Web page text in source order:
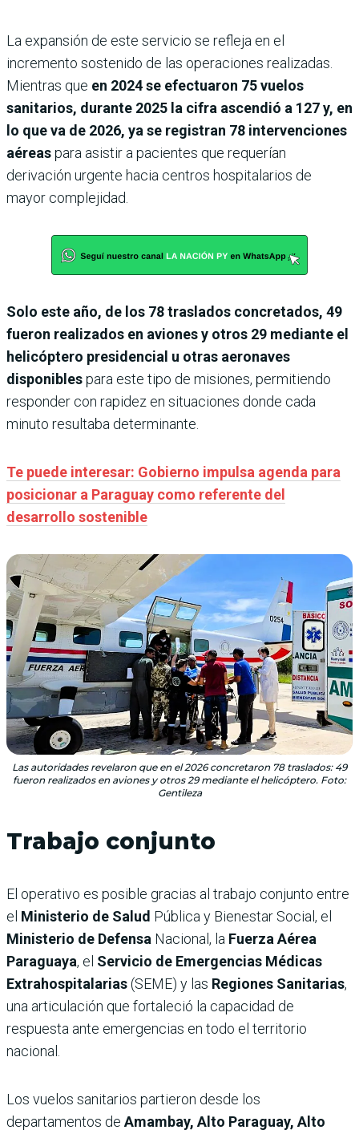
La expansión de este servicio se refleja en el
incremento sostenido de las operaciones realizadas.
Mientras que en 2024 se efectuaron 75 vuelos
sanitarios, durante 2025 la cifra ascendió a 127 y, en
lo que va de 2026, ya se registran 78 intervenciones
aéreaspara asistir a pacientes que requerían
derivación urgente hacia centros hospitalarios de
mayor complejidad.
Solo este año, de los 78 traslados concretados, 49
fueron realizados en aviones y otros 29 mediante el
helicóptero presidencial u otras aeronaves
disponiblespara este tipo de misiones, permitiendo
responder con rapidez en situaciones donde cada
minuto resultaba determinante.
Te puede interesar: Gobierno impulsa agenda para
posicionar a Paraguay como referente del
desarrollo sostenible
Las autoridades revelaron que en el 2026 concretaron 78 traslados: 49
fueron realizados en aviones y otros 29 mediante el helicóptero. Foto:
Gentileza
Trabajo conjunto
El operativo es posible gracias al trabajo conjunto entre
el Ministerio de Salud Pública y Bienestar Social, el
Ministerio de Defensa Nacional, la Fuerza Aérea
Paraguaya, el Servicio de Emergencias Médicas
Extrahospitalarias(SEME) y las Regiones Sanitarias,
una articulación que fortaleció la capacidad de
respuesta ante emergencias en todo el territorio
nacional.
Los vuelos sanitarios partieron desde los
departamentos de Amambay, Alto Paraguay, Alto